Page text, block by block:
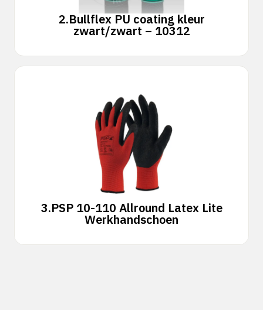
2.Bullflex PU coating kleur
zwart/zwart – 10312
3.PSP 10-110 Allround Latex Lite
Werkhandschoen